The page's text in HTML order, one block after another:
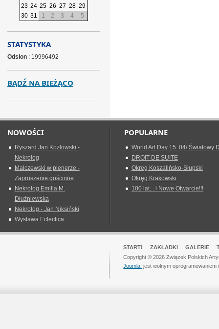
23 24 25 26 27 28 29
30 31 1 2 3 4 5
STATYSTYKA
Odsłon: 19996492
BĄDŹ NA BIEŻĄCO
NOWOŚCI
Ryszard Jan Kozłowski -
Nekrolog
Malczewski w plenerze -
Zaproszenie gościnne
Nekrolog Emilia M.
Dłużniewska
Nekrolog - Jan Niksiński
Wystawa Eclectica
POPULARNE
World Art Day 15 .04/ Światowy
DROIT DE SUITE
Okreg Koszalińsko-Słupski
Okręg Krakowski
100 lat... i Nowe Otwarcie!!!
START! ZAKŁADKI GALERIE
Copyright © 2026 Związek Polskich
Joomla! jest wolnym